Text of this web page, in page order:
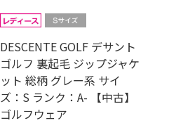
DESCENTE GOLF デサント
ゴルフ 裏起毛 ジップジャケ
ット 総柄 グレー系 サイ
ズ：S ランク：A- 【中古】
ゴルフウェア